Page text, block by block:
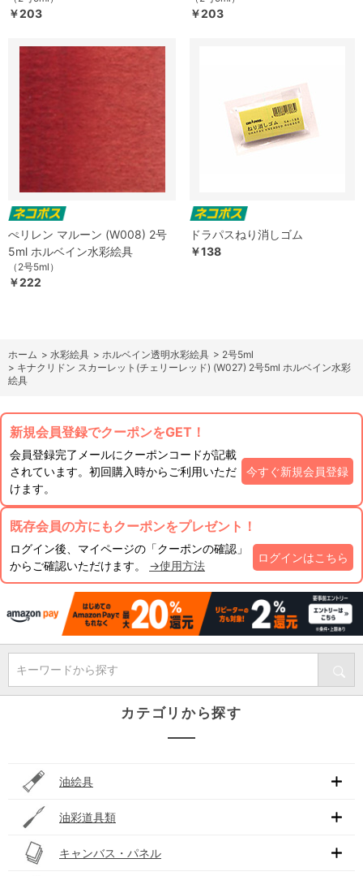
￥203 ￥203
ぺリレン マルーン (W008) 2号
5ml ホルベイン水彩絵具
（2号5ml）
￥222
ドラパスねり消しゴム
￥138
ホーム > 水彩絵具 > ホルベイン透明水彩絵具 > 2号5ml
> キナクリドン スカーレット(チェリーレッド) (W027) 2号5ml ホルベイン水彩
絵具
新規会員登録でクーポンをGET！
会員登録完了メールにクーポンコードが記載
されています。初回購入時からご利用いただ
けます。
今すぐ新規会員登録
既存会員の方にもクーポンをプレゼント！
ログイン後、マイページの「クーポンの確認」
からご確認いただけます。 →使用方法
ログインはこちら
キーワードから探す
カテゴリから探す
油絵具
油彩道具類
キャンバス・パネル